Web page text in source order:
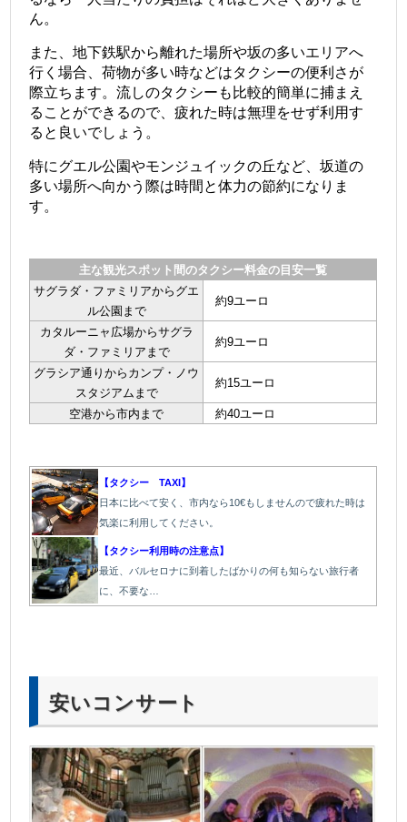
ん。
また、地下鉄駅から離れた場所や坂の多いエリアへ
行く場合、荷物が多い時などはタクシーの便利さが
際立ちます。流しのタクシーも比較的簡単に捕まえ
ることができるので、疲れた時は無理をせず利用す
ると良いでしょう。
特にグエル公園やモンジュイックの丘など、坂道の
多い場所へ向かう際は時間と体力の節約になりま
す。
主な観光スポット間のタクシー料金の目安一覧
サグラダ・ファミリアからグエ
ル公園まで
約9ユーロ
カタルーニャ広場からサグラ
ダ・ファミリアまで
約9ユーロ
グラシア通りからカンプ・ノウ
スタジアムまで
約15ユーロ
空港から市内まで 約40ユーロ
【タクシー TAXI】
日本に比べて安く、市内なら10€もしませんので疲れた時は
気楽に利用してください。
【タクシー利用時の注意点】
最近、バルセロナに到着したばかりの何も知らない旅行者
に、不要な…
安いコンサート